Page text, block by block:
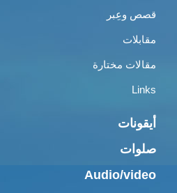
قصص وعِبر
مقابلات
مقالات مختارة
Links
أيقونات
صلوات
Audio/video